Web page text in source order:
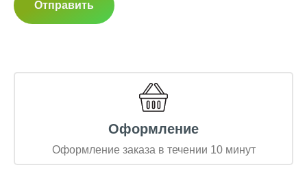
Оформление
Оформление заказа в течении 10 минут